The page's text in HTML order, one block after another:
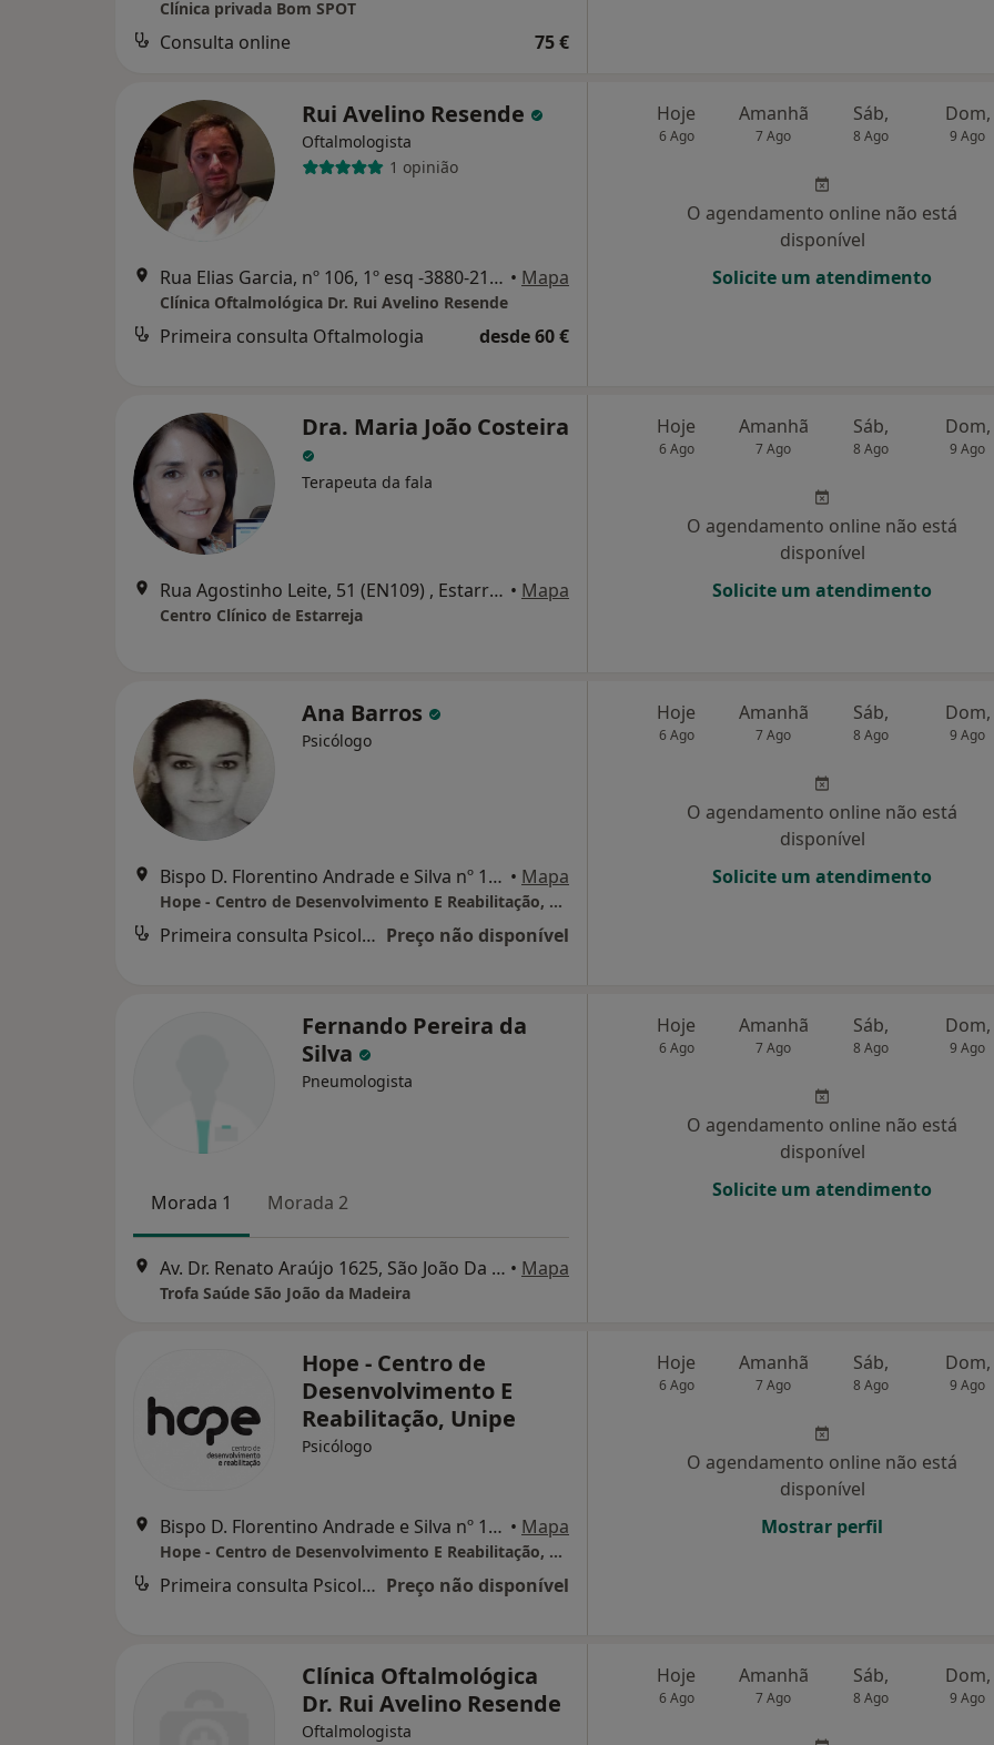
Clínica privada Bom SPOT
Consulta online 75 €
Rui Avelino Resende
Oftalmologista
1 opinião
Rua Elias Garcia, nº 106, 1º esq -3880-213 Ovar, Ovar • Mapa
Clínica Oftalmológica Dr. Rui Avelino Resende
Primeira consulta Oftalmologia desde 60 €
Hoje
6 Ago
Amanhã
7 Ago
Sáb,
8 Ago
Dom,
9 Ago
O agendamento online não está
disponível
Solicite um atendimento
Dra. Maria João Costeira
Terapeuta da fala
Rua Agostinho Leite, 51 (EN109) , Estarreja • Mapa
Centro Clínico de Estarreja
Hoje
6 Ago
Amanhã
7 Ago
Sáb,
8 Ago
Dom,
9 Ago
O agendamento online não está
disponível
Solicite um atendimento
Ana Barros
Psicólogo
Bispo D. Florentino Andrade e Silva nº 198, Santa Maria da Feira • Mapa
Hope - Centro de Desenvolvimento E Reabilitação, Unipe
Primeira consulta Psicologia Preço não disponível
Hoje
6 Ago
Amanhã
7 Ago
Sáb,
8 Ago
Dom,
9 Ago
O agendamento online não está
disponível
Solicite um atendimento
Fernando Pereira da
Silva
Pneumologista
Morada 1 Morada 2
Av. Dr. Renato Araújo 1625, São João Da Madeira • Mapa
Trofa Saúde São João da Madeira
Hoje
6 Ago
Amanhã
7 Ago
Sáb,
8 Ago
Dom,
9 Ago
O agendamento online não está
disponível
Solicite um atendimento
Hope - Centro de
Desenvolvimento E
Reabilitação, Unipe
Psicólogo
Bispo D. Florentino Andrade e Silva nº 198, Santa Maria da Feira • Mapa
Hope - Centro de Desenvolvimento E Reabilitação, Unipe
Primeira consulta Psicologia Preço não disponível
Hoje
6 Ago
Amanhã
7 Ago
Sáb,
8 Ago
Dom,
9 Ago
O agendamento online não está
disponível
Mostrar perfil
Clínica Oftalmológica
Dr. Rui Avelino Resende
Oftalmologista
Hoje
6 Ago
Amanhã
7 Ago
Sáb,
8 Ago
Dom,
9 Ago